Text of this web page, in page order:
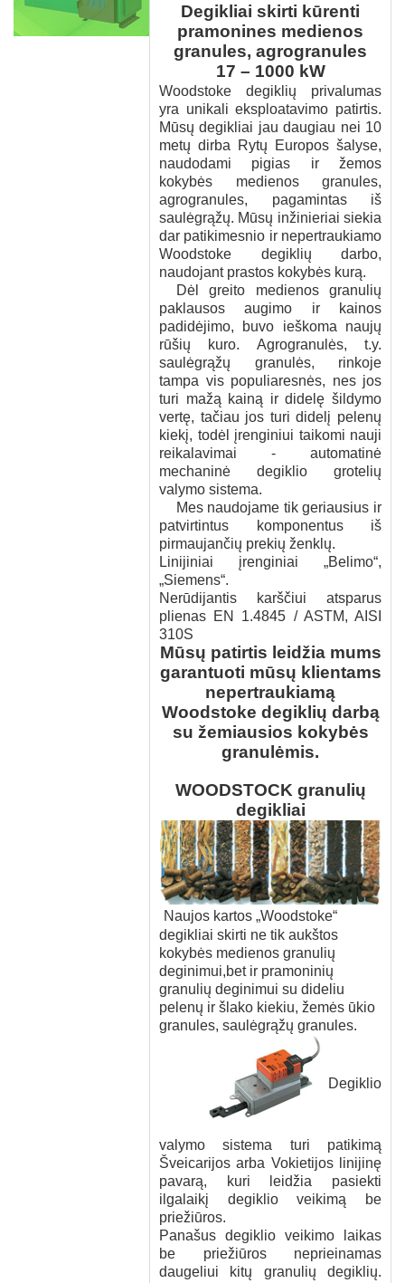
Degikliai skirti kūrenti
pramonines medienos
granules, agrogranules
17 – 1000 kW
Woodstoke degiklių privalumas
yra unikali eksploatavimo patirtis.
Mūsų degikliai jau daugiau nei 10
metų dirba Rytų Europos šalyse,
naudodami pigias ir žemos
kokybės medienos granules,
agrogranules, pagamintas iš
saulėgrąžų. Mūsų inžinieriai siekia
dar patikimesnio ir nepertraukiamo
Woodstoke degiklių darbo,
naudojant prastos kokybės kurą.
Dėl greito medienos granulių
paklausos augimo ir kainos
padidėjimo, buvo ieškoma naujų
rūšių kuro. Agrogranulės, t.y.
saulėgrąžų granulės, rinkoje
tampa vis populiaresnės, nes jos
turi mažą kainą ir didelę šildymo
vertę, tačiau jos turi didelį pelenų
kiekį, todėl įrenginiui taikomi nauji
reikalavimai - automatinė
mechaninė degiklio grotelių
valymo sistema.
Mes naudojame tik geriausius ir
patvirtintus komponentus iš
pirmaujančių prekių ženklų.
Linijiniai įrenginiai „Belimo“,
„Siemens“.
Nerūdijantis karščiui atsparus
plienas EN 1.4845 / ASTM, AISI
310S
Mūsų patirtis leidžia mums
garantuoti mūsų klientams
nepertraukiamą
Woodstoke degiklių darbą
su žemiausios kokybės
granulėmis.
WOODSTOCK granulių
degikliai
Naujos kartos „Woodstoke“
degikliai skirti ne tik aukštos
kokybės medienos granulių
deginimui,bet ir pramoninių
granulių deginimui su dideliu
pelenų ir šlako kiekiu, žemės ūkio
granules, saulėgrąžų granules.
Degiklio
valymo sistema turi patikimą
Šveicarijos arba Vokietijos linijinę
pavarą, kuri leidžia pasiekti
ilgalaikį degiklio veikimą be
priežiūros.
Panašus degiklio veikimo laikas
be priežiūros neprieinamas
daugeliui kitų granulių degiklių.